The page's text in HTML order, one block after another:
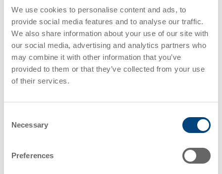
We use cookies to personalise content and ads, to
provide social media features and to analyse our traffic.
We also share information about your use of our site with
our social media, advertising and analytics partners who
may combine it with other information that you’ve
provided to them or that they’ve collected from your use
of their services.
Selection
Necessary
Preferences
配备脚轮的移动平台，专为在不同环境中高效运输容器和
货物而设计。
抓取凹槽
化抓取操作。
条形码标签
贴于容器或包装上的机器可读标签，便于在物流或零售环